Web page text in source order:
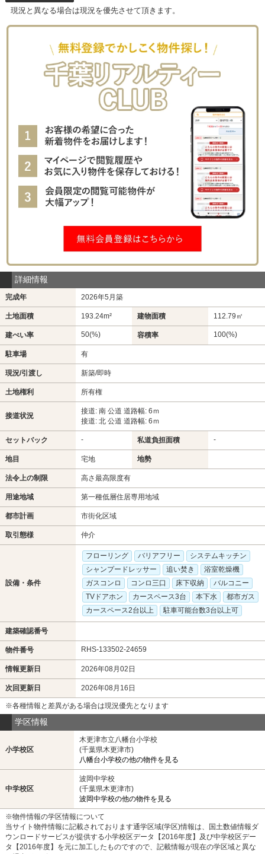
現況と異なる場合は現況を優先させて頂きます。
詳細情報
完成年 2026年5月築
土地面積 193.24m² 建物面積 112.79㎡
建ぺい率 50(%) 容積率 100(%)
駐車場 有
現況/引渡し 新築/即時
土地権利 所有権
接道状況
接道: 南 公道 道路幅: 6ｍ
接道: 北 公道 道路幅: 6ｍ
セットバック - 私道負担面積 -
地目 宅地 地勢
法令上の制限 高さ最高限度有
用途地域 第一種低層住居専用地域
都市計画 市街化区域
取引態様 仲介
設備・条件
フローリング バリアフリー
システムキッチン
シャンプードレッサー
追い焚き
浴室乾燥機
ガスコンロ
コンロ三口 床下収納
バルコニー
TVドアホン
カースペース3台 本下水
都市ガス
カースペース2台以上
駐車可能台数3台以上可
建築確認番号
物件番号 RHS-133502-24659
情報更新日 2026年08月02日
次回更新日 2026年08月16日
※各種情報と差異がある場合は現況優先となります
学区情報
小学校区
木更津市立八幡台小学校
(千葉県木更津市)
八幡台小学校の他の物件を見る
中学校区
波岡中学校
(千葉県木更津市)
波岡中学校の他の物件を見る
※物件情報の学区情報について
当サイト物件情報に記載されております通学区域(学区)情報は、国土数値情報ダ
ウンロードサービスが提供する小学校区データ【2016年度】及び中学校区デー
タ【2016年度】を元に加工したものですので、記載情報が現在の学区域と異な